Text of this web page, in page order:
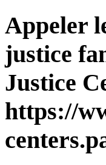
Appeler
justice
Justice
https://